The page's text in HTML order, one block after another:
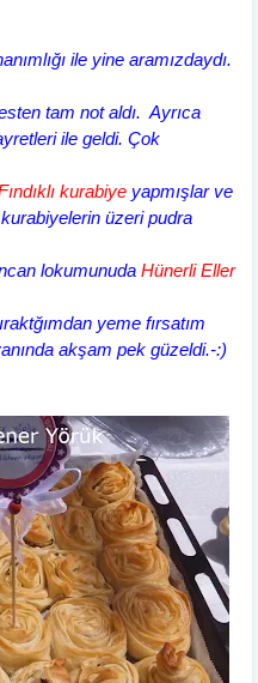
ile yine aramızdaydı.
tam not aldı. Ayrıca
ile geldi. Çok
kurabiye yapmışlar ve
kurabiyelerin üzeri pudra
lokumunuda Hünerli Eller
yeme fırsatım
akşam pek güzeldi.-:)